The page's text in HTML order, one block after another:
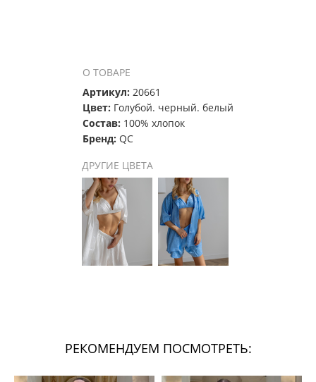
О ТОВАРЕ
Артикул: 20661
Цвет: Голубой. черный. белый
Состав: 100% хлопок
Бренд: QC
ДРУГИЕ ЦВЕТА
РЕКОМЕНДУЕМ ПОСМОТРЕТЬ: